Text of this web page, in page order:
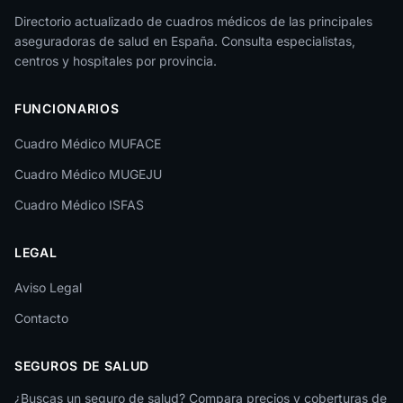
Jaén
La Rioja
León
Lleida
Lugo
Málaga
Melilla
Murcia
Directorio actualizado de cuadros médicos de las principales
aseguradoras de salud en España. Consulta especialistas,
centros y hospitales por provincia.
FUNCIONARIOS
Cuadro Médico MUFACE
Cuadro Médico MUGEJU
Cuadro Médico ISFAS
LEGAL
Aviso Legal
Contacto
SEGUROS DE SALUD
¿Buscas un seguro de salud? Compara precios y coberturas de